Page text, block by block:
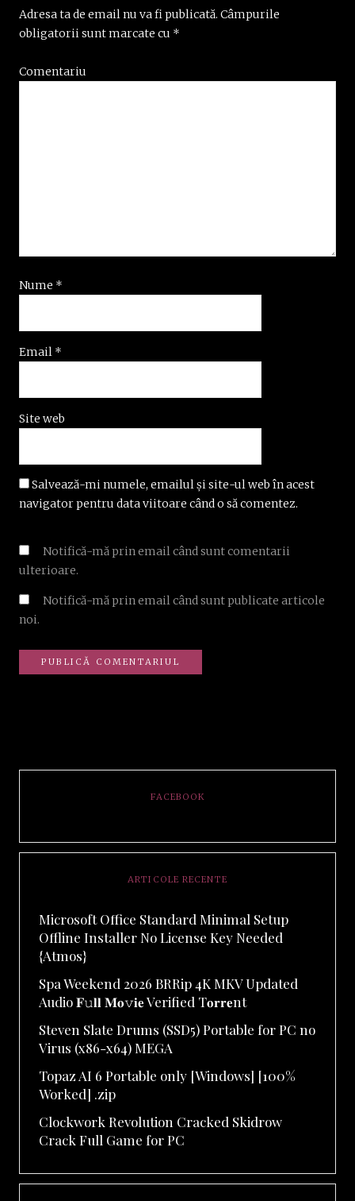
Adresa ta de email nu va fi publicată. Câmpurile
obligatorii sunt marcate cu *
Comentariu
Nume *
Email *
Site web
Salvează-mi numele, emailul și site-ul web în acest
navigator pentru data viitoare când o să comentez.
Notifică-mă prin email când sunt comentarii
ulterioare.
Notifică-mă prin email când sunt publicate articole
noi.
FACEBOOK
ARTICOLE RECENTE
Microsoft Office Standard Minimal Setup
Offline Installer No License Key Needed
{Atmos}
Spa Weekend 2026 BRRip 4K MKV Updated
Audio 𝐅𝚞𝐥𝐥 𝐌𝐨𝚟𝐢𝐞 Verified T𝐨𝐫𝐫𝐞nt
Steven Slate Drums (SSD5) Portable for PC no
Virus (x86-x64) MEGA
Topaz AI 6 Portable only [Windows] [100%
Worked] .zip
Clockwork Revolution Cracked Skidrow
Crack Full Game for PC